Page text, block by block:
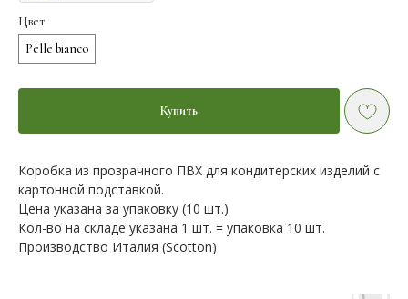
Цвет
Pelle bianco
Купить
Коробка из прозрачного ПВХ для кондитерских изделий с
картонной подставкой.
Цена указана за упаковку (10 шт.)
Кол-во на складе указана 1 шт. = упаковка 10 шт.
Производство Италия (Scotton)